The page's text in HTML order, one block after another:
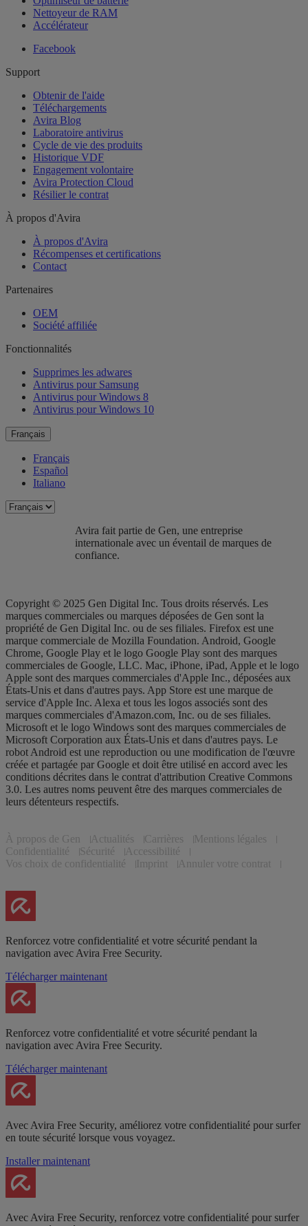
Nettoyeur de RAM
Accélérateur
Facebook
Support
Obtenir de l'aide
Téléchargements
Avira Blog
Laboratoire antivirus
Cycle de vie des produits
Historique VDF
Engagement volontaire
Avira Protection Cloud
Résilier le contrat
À propos d'Avira
À propos d'Avira
Récompenses et certifications
Contact
Partenaires
OEM
Société affiliée
Fonctionnalités
Supprimes les adwares
Antivirus pour Samsung
Antivirus pour Windows 8
Antivirus pour Windows 10
Français
Français
Español
Italiano
Avira fait partie de Gen, une entreprise
internationale avec un éventail de marques de
confiance.​
Copyright © 2025 Gen Digital Inc. Tous droits réservés. Les
marques commerciales ou marques déposées de Gen sont la
propriété de Gen Digital Inc. ou de ses filiales. Firefox est une
marque commerciale de Mozilla Foundation. Android, Google
Chrome, Google Play et le logo Google Play sont des marques
commerciales de Google, LLC. Mac, iPhone, iPad, Apple et le logo
Apple sont des marques commerciales d'Apple Inc., déposées aux
États-Unis et dans d'autres pays. App Store est une marque de
service d'Apple Inc. Alexa et tous les logos associés sont des
marques commerciales d'Amazon.com, Inc. ou de ses filiales.
Microsoft et le logo Windows sont des marques commerciales de
Microsoft Corporation aux États-Unis et dans d'autres pays. Le
robot Android est une reproduction ou une modification de l'œuvre
créée et partagée par Google et doit être utilisé en accord avec les
conditions décrites dans le contrat d'attribution Creative Commons
3.0. Les autres noms peuvent être des marques commerciales de
leurs détenteurs respectifs.
À propos de Gen Actualités Carrières
Mentions légales
Confidentialité
Sécurité
Accessibilité
Vos choix de confidentialité
Imprint Annuler votre contrat
Renforcez votre confidentialité et votre sécurité pendant la
navigation avec Avira Free Security.
Télécharger maintenant
Renforcez votre confidentialité et votre sécurité pendant la
navigation avec Avira Free Security.
Télécharger maintenant
Avec Avira Free Security, améliorez votre confidentialité pour surfer
en toute sécurité lorsque vous voyagez.
Installer maintenant
Avec Avira Free Security, renforcez votre confidentialité pour surfer